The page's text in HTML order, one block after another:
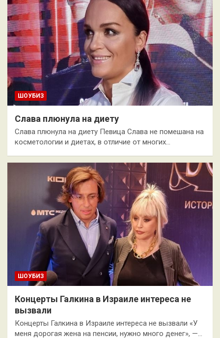
ШОУБИЗ
Слава плюнула на диету
Слава плюнула на диету Певица Слава не помешана на
косметологии и диетах, в отличие от многих…
ШОУБИЗ
Концерты Галкина в Израиле интереса не
вызвали
Концерты Галкина в Израиле интереса не вызвали «У
меня дорогая жена на пенсии, нужно много денег», —…